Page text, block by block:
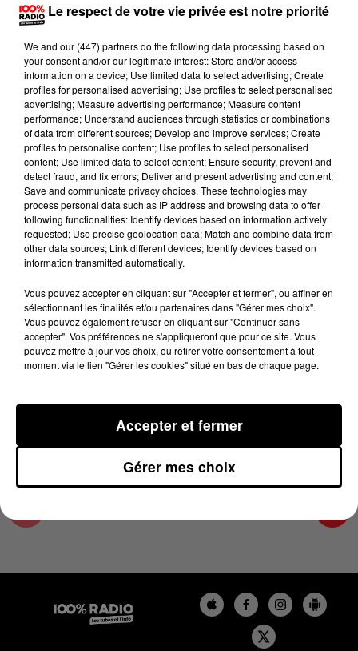
Lecture (2 min 22 sec)
100%
100% Radio les infos du grand Toulouse
26 décembre 2023 - 2 min 22 sec
LES INFOS DU GRAND TOULOUSE DU
26/12/2023 À 15H00
Podcasts infos du grand Toulouse
Le respect de votre vie privée est notre priorité
We and our (447) partnersdo the following data processing based on
your consent and/or our legitimate interest: Store and/or access
information on a device; Use limited data to select advertising; Create
profiles for personalised advertising; Use profiles to select personalised
advertising; Measure advertising performance; Measure content
performance; Understand audiences through statistics or combinations
of data from different sources; Develop and improve services; Create
profiles to personalise content; Use profiles to select personalised
content; Use limited data to select content; Ensure security, prevent and
detect fraud, and fix errors; Deliver and present advertising and content;
Save and communicate privacy choices. These technologies may
process personal data such as IP address and browsing data to offer
following functionalities: Identify devices based on information actively
requested; Use precise geolocation data; Match and combine data from
other data sources; Link different devices; Identify devices based on
information transmitted automatically.
Vous pouvez accepter en cliquant sur "Accepter et fermer", ou affiner en
sélectionnant les finalités et/ou partenaires dans "Gérer mes choix".
Vous pouvez également refuser en cliquant sur "Continuer sans
accepter". Vos préférences ne s'appliqueront que pour ce site. Vous
pouvez mettre à jour vos choix, ou retirer votre consentement à tout
moment via le lien "Gérer les cookies" situé en bas de chaque page.
Gérer mes choix
Accepter et fermer